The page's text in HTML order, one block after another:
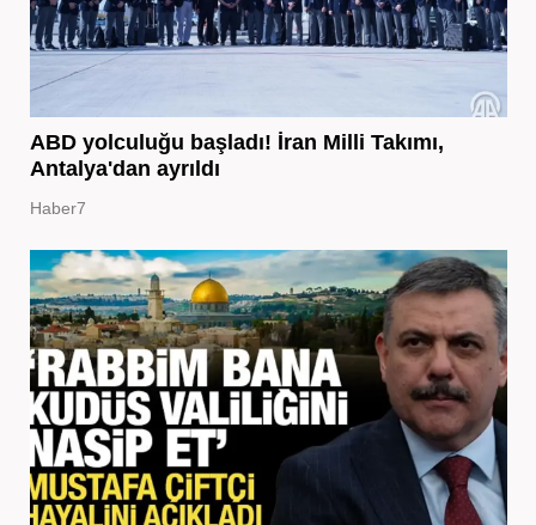
ABD yolculuğu başladı! İran Milli Takımı,
Antalya'dan ayrıldı
Haber7